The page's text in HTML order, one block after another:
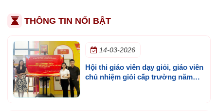
THÔNG TIN NỔI BẬT
14-03-2026
Hội thi giáo viên dạy giỏi, giáo viên
chủ nhiệm giỏi cấp trường năm